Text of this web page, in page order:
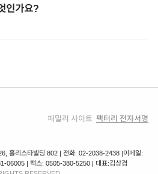
인가요?
패밀리 사이트 팩터리 전자서명
홀리스타빌딩 802 | 전화: 02-2038-2438 |이메일:
06005 | 팩스: 0505-380-5250 | 대표:김상겸